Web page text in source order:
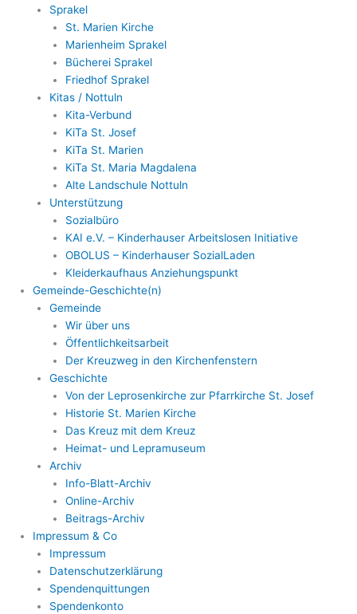
Sprakel
St. Marien Kirche
Marienheim Sprakel
Bücherei Sprakel
Friedhof Sprakel
Kitas / Nottuln
Kita-Verbund
KiTa St. Josef
KiTa St. Marien
KiTa St. Maria Magdalena
Alte Landschule Nottuln
Unterstützung
Sozialbüro
KAI e.V. – Kinderhauser Arbeitslosen Initiative
OBOLUS – Kinderhauser SozialLaden
Kleiderkaufhaus Anziehungspunkt
Gemeinde-Geschichte(n)
Gemeinde
Wir über uns
Öffentlichkeitsarbeit
Der Kreuzweg in den Kirchenfenstern
Geschichte
Von der Leprosenkirche zur Pfarrkirche St. Josef
Historie St. Marien Kirche
Das Kreuz mit dem Kreuz
Heimat- und Lepramuseum
Archiv
Info-Blatt-Archiv
Online-Archiv
Beitrags-Archiv
Impressum & Co
Impressum
Datenschutzerklärung
Spendenquittungen
Spendenkonto